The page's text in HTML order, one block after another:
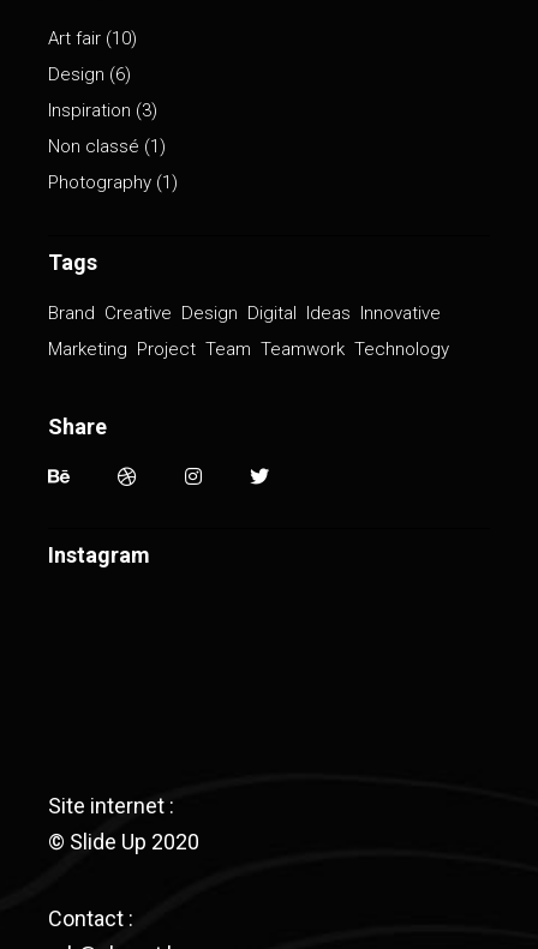
Art fair (10)
Design (6)
Inspiration (3)
Non classé (1)
Photography (1)
Tags
Brand Creative Design Digital Ideas Innovative
Marketing Project Team Teamwork Technology
Share
Instagram
Site internet :
© Slide Up 2020
Contact :